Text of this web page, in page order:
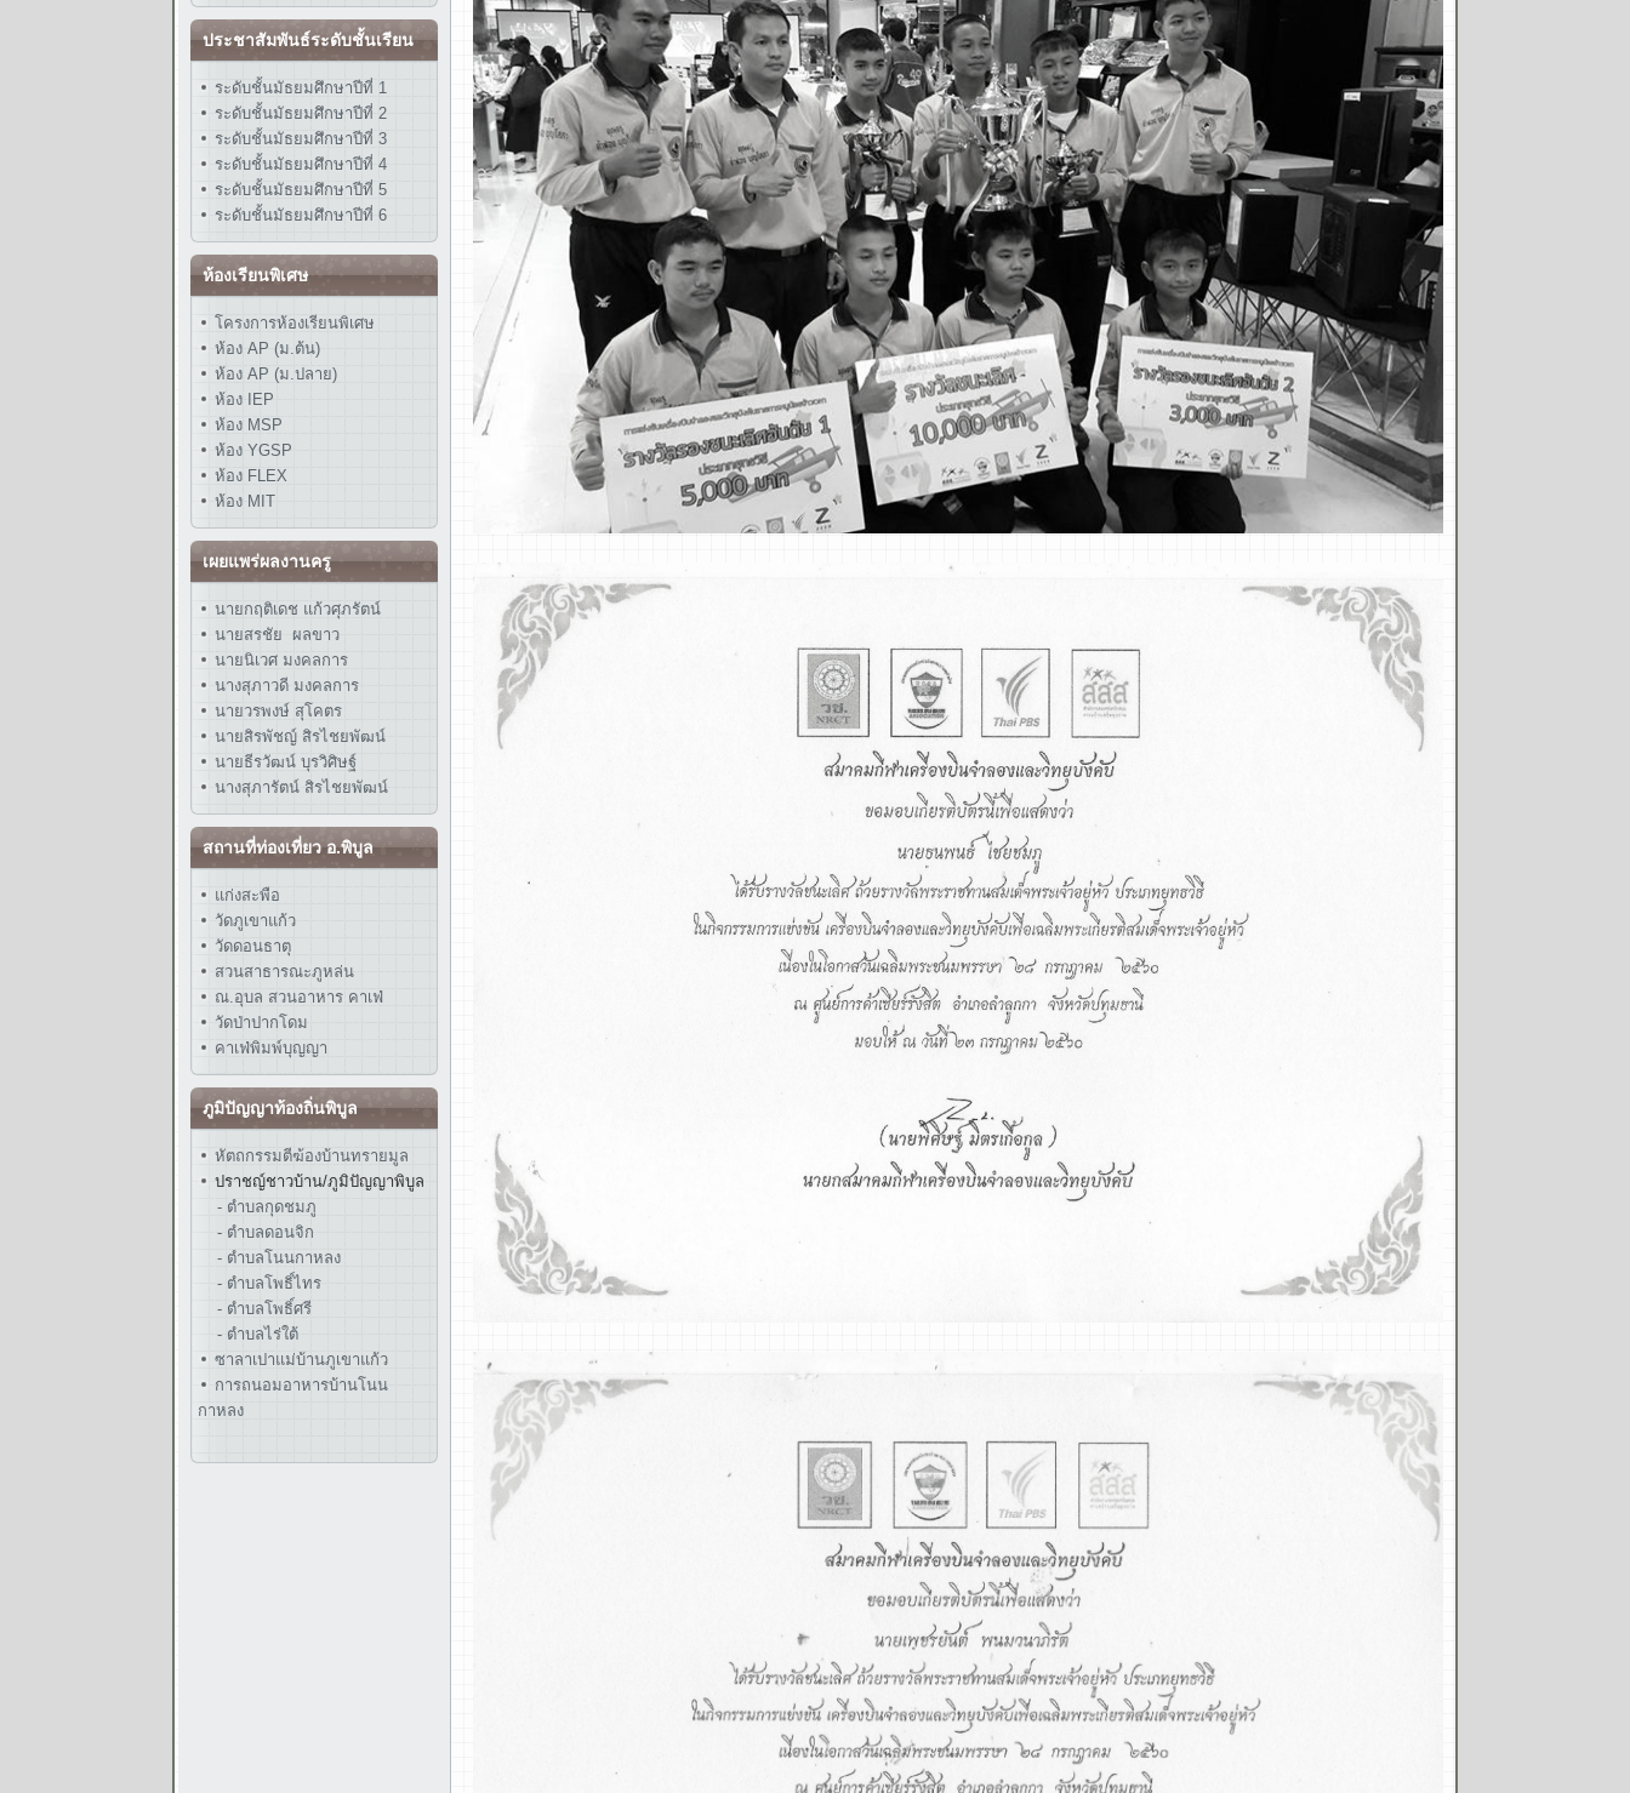
ประชาสัมพันธ์ระดับชั้นเรียน
ระดับชั้นมัธยมศึกษาปีที่ 1
ระดับชั้นมัธยมศึกษาปีที่ 2
ระดับชั้นมัธยมศึกษาปีที่ 3
ระดับชั้นมัธยมศึกษาปีที่ 4
ระดับชั้นมัธยมศึกษาปีที่ 5
ระดับชั้นมัธยมศึกษาปีที่ 6
ห้องเรียนพิเศษ
โครงการห้องเรียนพิเศษ
ห้อง AP (ม.ต้น)
ห้อง AP (ม.ปลาย)
ห้อง IEP
ห้อง MSP
ห้อง YGSP
ห้อง FLEX
ห้อง MIT
เผยแพร่ผลงานครู
นายกฤติเดช แก้วศุภรัตน์
นายสรชัย ผลขาว
นายนิเวศ มงคลการ
นางสุภาวดี มงคลการ
นายวรพงษ์ สุโคตร
นายสิรพัชญ์ สิรไชยพัฒน์
นายธีรวัฒน์ บุรวิศิษฐ์
นางสุภารัตน์ สิรไชยพัฒน์
สถานที่ท่องเที่ยว อ.พิบูล
แก่งสะพือ
วัดภูเขาแก้ว
วัดดอนธาตุ
สวนสาธารณะภูหล่น
ณ.อุบล สวนอาหาร คาเฟ่
วัดป่าปากโดม
คาเฟ่พิมพ์บุญญา
ภูมิปัญญาท้องถิ่นพิบูล
หัตถกรรมตีฆ้องบ้านทรายมูล
ปราชญ์ชาวบ้าน/ภูมิปัญญาพิบูล
- ตำบลกุดชมภู
- ตำบลดอนจิก
- ตำบลโนนกาหลง
- ตำบลโพธิ์ไทร
- ตำบลโพธิ์ศรี
- ตำบลไร่ใต้
ซาลาเปาแม่บ้านภูเขาแก้ว
การถนอมอาหารบ้านโนน
กาหลง